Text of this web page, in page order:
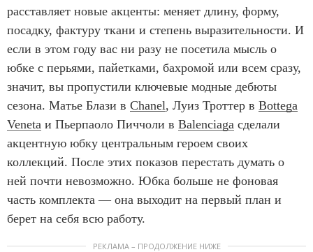
расставляет новые акценты: меняет длину, форму,
посадку, фактуру ткани и степень выразительности. И
если в этом году вас ни разу не посетила мысль о
юбке с перьями, пайетками, бахромой или всем сразу,
значит, вы пропустили ключевые модные дебюты
сезона. Матье Блази в Chanel, Луиз Троттер в Bottega
Veneta и Пьерпаоло Пиччоли в Balenciaga сделали
акцентную юбку центральным героем своих
коллекций. После этих показов перестать думать о
ней почти невозможно. Юбка больше не фоновая
часть комплекта — она выходит на первый план и
берет на себя всю работу.
РЕКЛАМА – ПРОДОЛЖЕНИЕ НИЖЕ